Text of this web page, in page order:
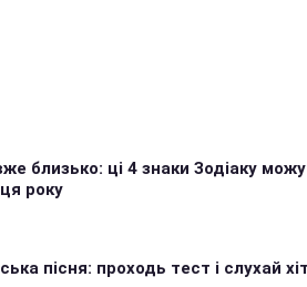
близько: ці 4 знаки Зодіаку
року
пісня: проходь тест і слухай